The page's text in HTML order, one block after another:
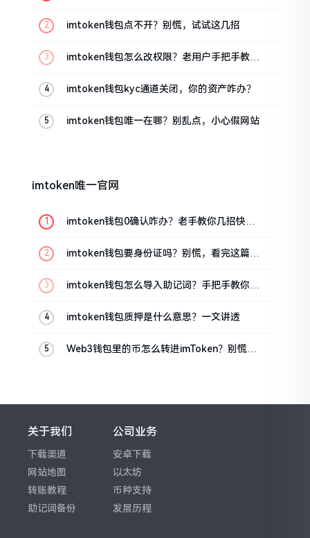
imtoken钱包点不开？别慌，试试这几招
imtoken钱包怎么改权限？老用户手把手教你
imtoken钱包kyc通道关闭，你的资产咋办？
imtoken钱包唯一在哪？别乱点，小心假网站
imtoken唯一官网
imtoken钱包0确认咋办？老手教你几招快速
imtoken钱包要身份证吗？别慌，看完这篇就
imtoken钱包怎么导入助记词？手把手教你找
imtoken钱包质押是什么意思？一文讲透
Web3钱包里的币怎么转进imToken？别慌，
关于我们
下载渠道
网站地图
转账教程
助记词备份
公司业务
安卓下载
以太坊
币种支持
发展历程